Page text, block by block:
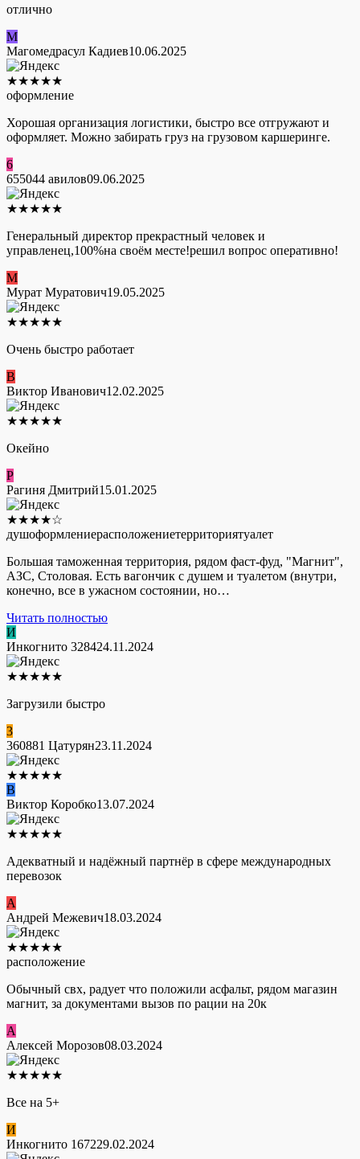
отлично
М
Магомедрасул Кадиев10.06.2025
★★★★★
оформление
Хорошая организация логистики, быстро все отгружают и
оформляет. Можно забирать груз на грузовом каршеринге.
6
655044 авилов09.06.2025
★★★★★
Генеральный директор прекрастный человек и
управленец,100%на своём месте!решил вопрос оперативно!
М
Мурат Муратович19.05.2025
★★★★★
Очень быстро работает
В
Виктор Иванович12.02.2025
★★★★★
Окейно
Р
Рагиня Дмитрий15.01.2025
★★★★☆
душоформлениерасположениетерриториятуалет
Большая таможенная территория, рядом фаст-фуд, "Магнит",
АЗС, Столовая. Есть вагончик с душем и туалетом (внутри,
конечно, все в ужасном состоянии, но…
Читать полностью
И
Инкогнито 328424.11.2024
★★★★★
Загрузили быстро
3
360881 Цатурян23.11.2024
★★★★★
В
Виктор Коробко13.07.2024
★★★★★
Адекватный и надёжный партнёр в сфере международных
перевозок
А
Андрей Межевич18.03.2024
★★★★★
расположение
Обычный свх, радует что положили асфальт, рядом магазин
магнит, за документами вызов по рации на 20к
А
Алексей Морозов08.03.2024
★★★★★
Все на 5+
И
Инкогнито 167229.02.2024